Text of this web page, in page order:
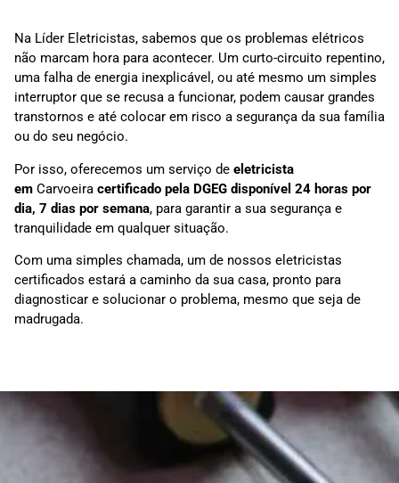
Na Líder Eletricistas, sabemos que os problemas elétricos
não marcam hora para acontecer. Um curto-circuito repentino,
uma falha de energia inexplicável, ou até mesmo um simples
interruptor que se recusa a funcionar, podem causar grandes
transtornos e até colocar em risco a segurança da sua família
ou do seu negócio.
Por isso, oferecemos um serviço de eletricista
em Carvoeira certificado pela DGEG disponível 24 horas por
dia, 7 dias por semana, para garantir a sua segurança e
tranquilidade em qualquer situação.
Com uma simples chamada, um de nossos eletricistas
certificados estará a caminho da sua casa, pronto para
diagnosticar e solucionar o problema, mesmo que seja de
madrugada.